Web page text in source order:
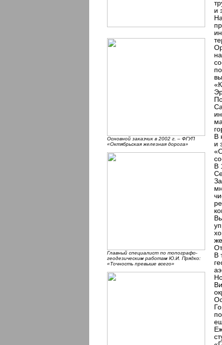
Основной заказчик в 2002 г. – ФГУП
«Октябрьская железная дорога»
Главный специалист по топографо-
геодезическим работам Ю.И. Прядко:
«Точность превыше всего»
и
В
и
В
В